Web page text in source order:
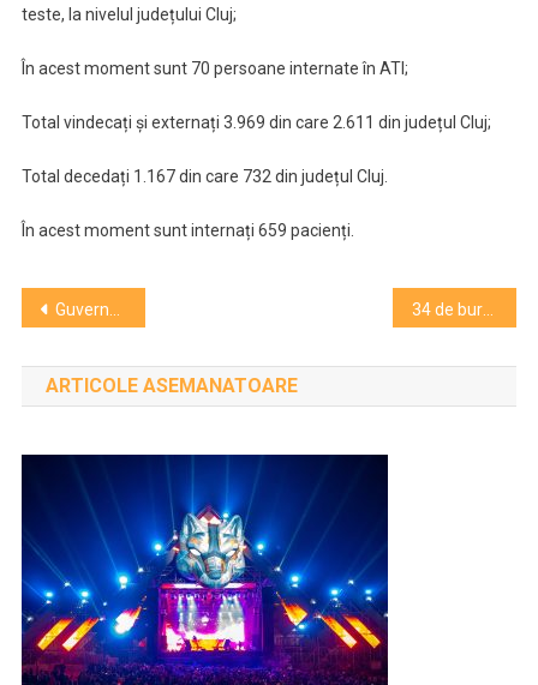
la
Cluj
ultimele
24
ore
și
9
decese
teste, la nivelul județului Cluj;
În acest moment sunt 70 persoane internate în ATI;
Total vindecați și externați 3.969 din care 2.611 din județul Cluj;
Total decedați 1.167 din care 732 din județul Cluj.
În acest moment sunt internați 659 pacienți.
Navigare
în
articole
Guvernul a prelungit starea de alertă, cu 30 de zile. Lista măsurilor
ARTICOLE ASEMANATOARE